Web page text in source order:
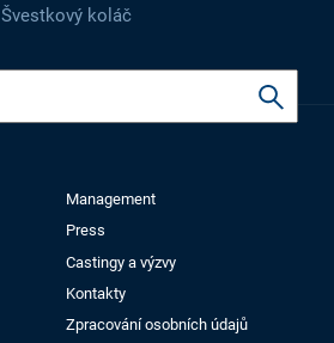
Švestkový koláč
Management
Press
Castingy a výzvy
Kontakty
Zpracování osobních údajů